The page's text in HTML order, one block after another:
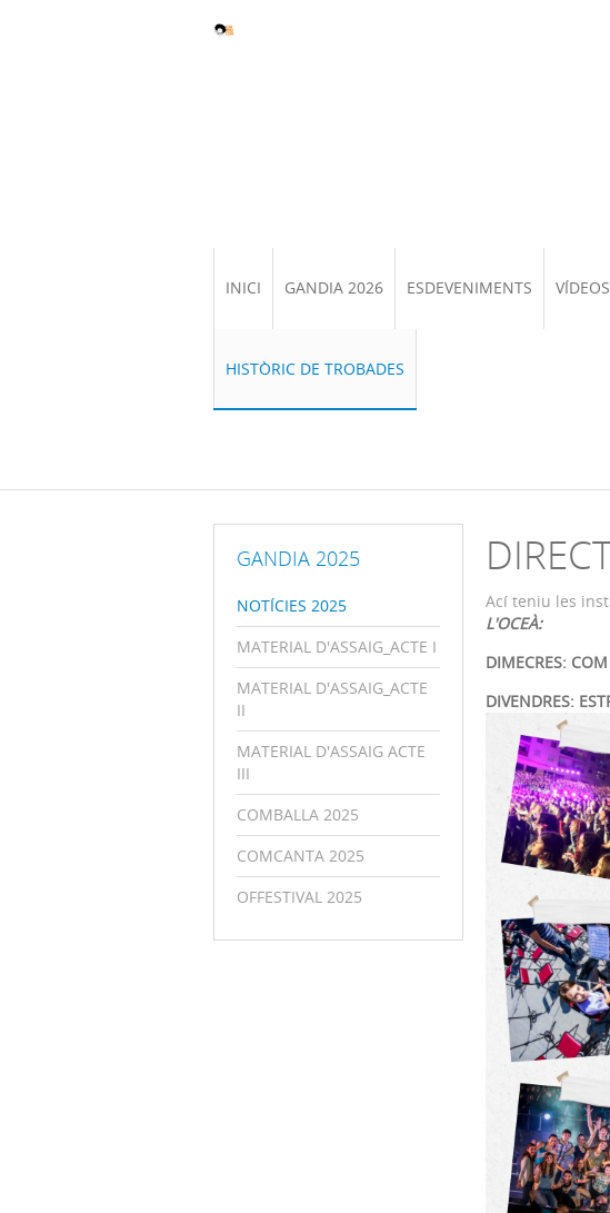
INICI GANDIA 2026 ESDEVENIMENTS
HISTÒRIC DE TROBADES
Ací teniu les
L'OCEÀ:
DIMECRES:
DIVENDRES:
GANDIA 2025
NOTÍCIES 2025
MATERIAL D'ASSAIG_ACTE I
MATERIAL D'ASSAIG_ACTE
II
MATERIAL D'ASSAIG ACTE
III
COMBALLA 2025
COMCANTA 2025
OFFESTIVAL 2025